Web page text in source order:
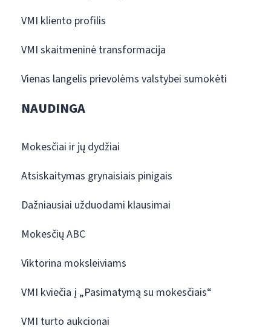
VMI kliento profilis
VMI skaitmeninė transformacija
Vienas langelis prievolėms valstybei sumokėti
NAUDINGA
Mokesčiai ir jų dydžiai
Atsiskaitymas grynaisiais pinigais
Dažniausiai užduodami klausimai
Mokesčių ABC
Viktorina moksleiviams
VMI kviečia į „Pasimatymą su mokesčiais“
VMI turto aukcionai